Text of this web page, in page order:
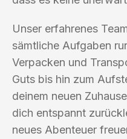
Unser erfahrenes
sämtliche Aufgaben
Verpacken und
Guts bis hin zum
deinem neuen
dich entspannt
neues Abenteuer